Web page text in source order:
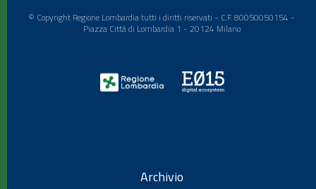
© Copyright Regione Lombardia tutti i diritti riservati - C.F. 80050050154 -
Piazza Città di Lombardia 1 - 20124 Milano
Archivio